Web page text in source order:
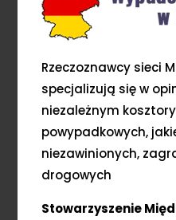
Rzeczoznawcy sieci
specjalizują się w
niezależnym
powypadkowych,
niezawinionych,
drogowych
Stowarzyszenie